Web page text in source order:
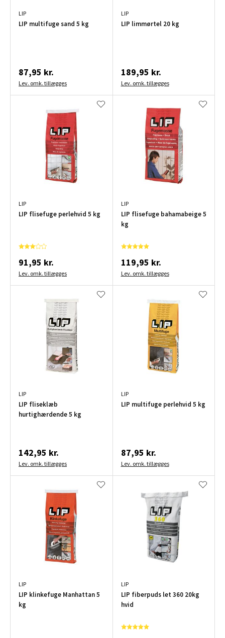
LIP
LIP multifuge sand 5 kg
87,95 kr.
Lev. omk. tillægges
LIP
LIP limmørtel 20 kg
189,95 kr.
Lev. omk. tillægges
LIP
LIP flisefuge perlehvid 5 kg
91,95 kr.
Lev. omk. tillægges
LIP
LIP flisefuge bahamabeige 5
kg
119,95 kr.
Lev. omk. tillægges
LIP
LIP fliseklæb
hurtighærdende 5 kg
142,95 kr.
Lev. omk. tillægges
LIP
LIP multifuge perlehvid 5 kg
87,95 kr.
Lev. omk. tillægges
LIP
LIP klinkefuge Manhattan 5
kg
LIP
LIP fiberpuds let 360 20kg
hvid